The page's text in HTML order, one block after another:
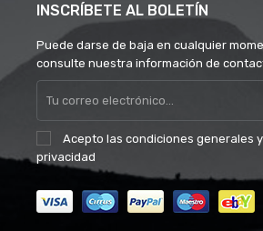
INSCRÍBETE AL BOLETÍN
Puede darse de baja en cualquier
consulte nuestra información de
Acepto las condiciones generales
privacidad